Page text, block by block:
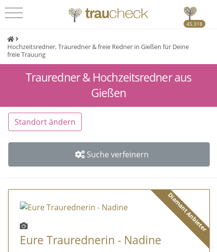
45.318
Hochzeitsredner, Trauredner & freie Redner in Gießen für Deine
freie Trauung
Trauredner & Hochzeitsredner aus
Gießen
Standort ändern
Suche verfeinern
Diamant Anbieter
Eure Traurednerin - Nadine